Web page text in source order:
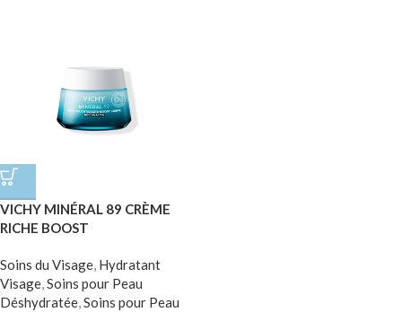
VICHY MINÉRAL 89 CRÈME
RICHE BOOST
PARFUM
Soins du Visage, Hydratant
Visage,Soins pour Peau
Déshydratée,Soins pour Peau